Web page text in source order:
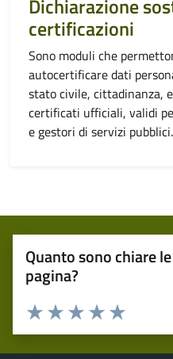
Dichiarazione
certificazioni
Sono moduli che
autocertificare dati
stato civile, cittadinanza,
certificati ufficiali, validi
e gestori di servizi pubblici.
Quanto sono chiare
pagina?
Valuta 5
Valuta 4 stelle
Valuta 3 stelle su 5
Valuta 2 stelle su 5
Valuta 1 stelle su 5